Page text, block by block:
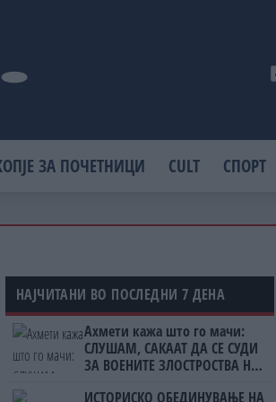
ЗА ПОЧЕТНИЦИ CULT СПОРТ
НАЈЧИТАНИ ВО ПОСЛЕДНИ 7 ДЕНА
Ахмети кажа што го мачи:
СЛУШАМ, САКААТ ДА СЕ СУДИ
ЗА ВОЕНИТЕ ЗЛОСТРОСТВА НА
ИСТОРИСКО ОБЕДИНУВАЊЕ НА